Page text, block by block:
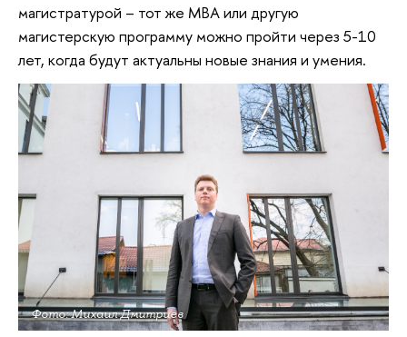
магистратурой – тот же МВА или другую
магистерскую программу можно пройти через 5-10
лет, когда будут актуальны новые знания и умения.
Фото: Михаил Дмитриев